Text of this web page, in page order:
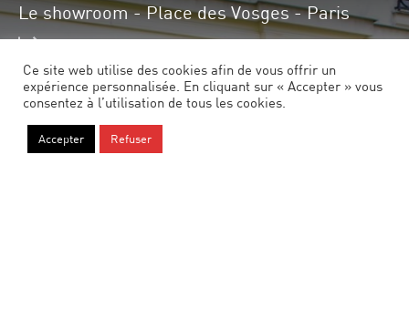
Le showroom - Place des Vosges - Paris
En savoir plus
Ce site web utilise des cookies afin de vous offrir un
expérience personnalisée. En cliquant sur « Accepter » vous
consentez à l’utilisation de tous les cookies.
Accepter Refuser